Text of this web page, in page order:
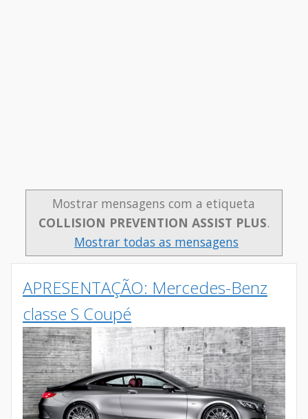
Mostrar mensagens com a etiqueta
COLLISION PREVENTION ASSIST PLUS.
Mostrar todas as mensagens
APRESENTAÇÃO: Mercedes-Benz
classe S Coupé